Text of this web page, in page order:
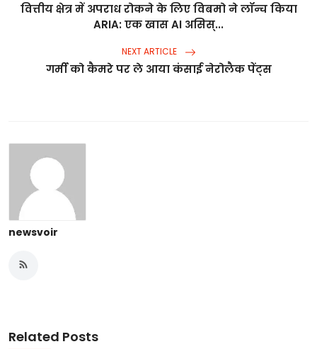
वित्तीय क्षेत्र में अपराध रोकने के लिए विबमो ने लॉन्च किया
ARIA: एक खास AI असिस्...
NEXT ARTICLE
गर्मी को कैमरे पर ले आया कंसाई नेरोलैक पेंट्स
newsvoir
Related Posts